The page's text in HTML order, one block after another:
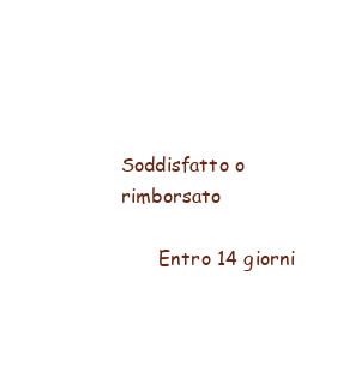
Soddisfatto o
rimborsato
Entro 14 giorni